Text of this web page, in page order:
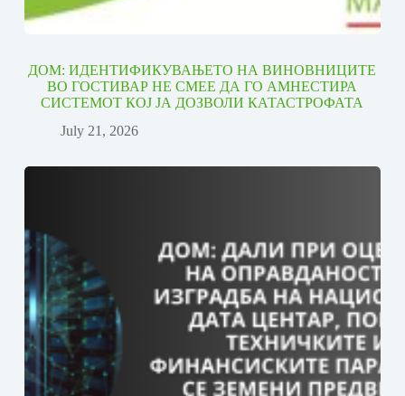
ДОМ: ИДЕНТИФИКУВАЊЕТО НА ВИНОВНИЦИТЕ
ВО ГОСТИВАР НЕ СМЕЕ ДА ГО АМНЕСТИРА
СИСТЕМОТ КОЈ ЈА ДОЗВОЛИ КАТАСТРОФАТА
July 21, 2026